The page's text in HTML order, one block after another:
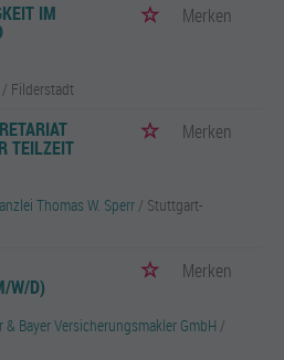
IM Merken
/ Filderstadt
TEILZEIT
Merken
Thomas W. Sperr / Stuttgart-
W/D)
Merken
& Bayer Versicherungsmakler GmbH /